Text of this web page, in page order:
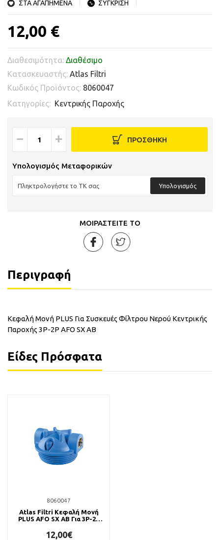
ΣΤΑ ΑΓΑΠΗΜΕΝΑ ΣΥΓΚΡΙΣΗ
12,00 €
Διαθεσιμότητα: Διαθέσιμο
Κατασκευαστής: Atlas Filtri
Κωδικός Προϊόντος: 8060047
Κατηγορίες: Κεντρικής Παροχής
− + ΠΡΟΣΘΗΚΗ
Υπολογισμός Μεταφορικών
Υπολογισμός
ΜΟΙΡΑΣΤΕΙΤΕ ΤΟ
Περιγραφή
Κεφαλή Μονή PLUS Για Συσκευές Φίλτρου Νερού Κεντρικής
Παροχής 3P-2P AFO SX AB
Είδες Πρόσφατα
8060047
Atlas Filtri Κεφαλή Μονή
PLUS AFO SX AB Για 3P-2P
12,00€